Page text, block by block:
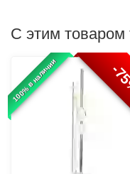
С этим товаром
100% в наличии -